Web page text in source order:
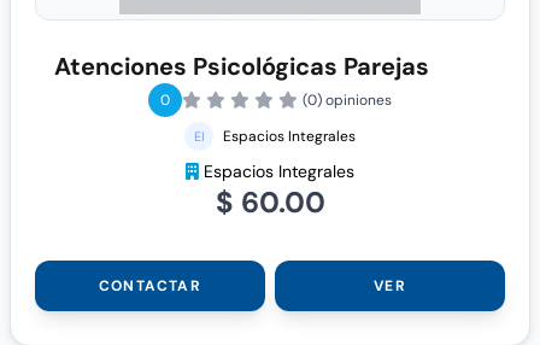
Atenciones Psicológicas Parejas
0
(0) opiniones
Espacios Integrales
Espacios Integrales
$ 60.00
CONTACTAR VER